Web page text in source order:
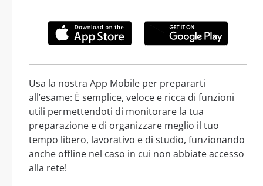
Usa la nostra App Mobile per prepararti
all’esame: È semplice, veloce e ricca di funzioni
utili permettendoti di monitorare la tua
preparazione e di organizzare meglio il tuo
tempo libero, lavorativo e di studio, funzionando
anche offline nel caso in cui non abbiate accesso
alla rete!